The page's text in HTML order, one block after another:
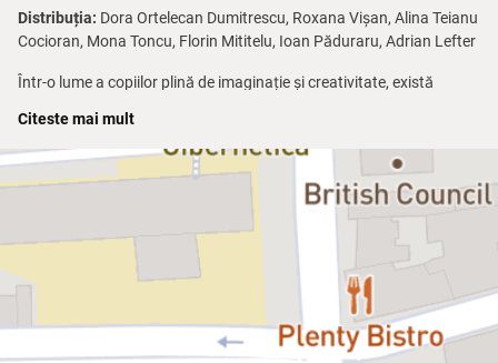
Distribuția: Dora Ortelecan Dumitrescu, Roxana Vișan, Alina Teianu
Cocioran, Mona Toncu, Florin Mititelu, Ioan Păduraru, Adrian Lefter
Într-o lume a copiilor plină de imaginație și creativitate, există
care le oferă copiilor un sentiment de siguranță și protecție, mai
ales atunci când aceștia se simt nesiguri sau speriați.
, în regia lui Mihai Dumitrescu, este
un spectacol despre prietenie, despre prieteni imaginari, despre
puterea lor în dezvoltarea copiilor, despre relația dintre părinți și
copii. Vă invităm la Teatrul Țăndărică să călătoriți alături de Riki Diki
într-o lume fantastică, să întâlniți personaje și situații amuzante, din
Citeste mai mult